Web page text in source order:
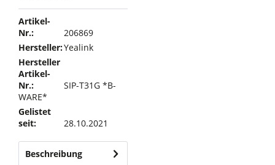
Artikel-
Nr.:
206869
Hersteller:Yealink
Hersteller
Artikel-
Nr.:
SIP-T31G *B-
WARE*
Gelistet
seit:
28.10.2021
Beschreibung